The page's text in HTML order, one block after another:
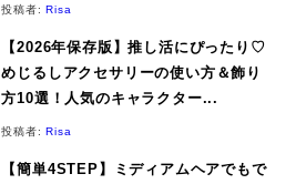
投稿者:Risa
【2026年保存版】推し活にぴったり♡
めじるしアクセサリーの使い方＆飾り
方10選！人気のキャラクター...
投稿者:Risa
【簡単4STEP】ミディアムヘアでもで